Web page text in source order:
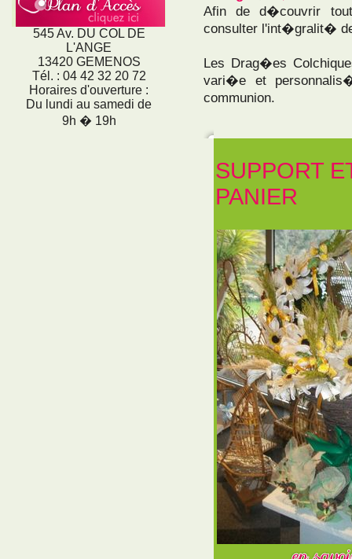
545 Av. DU COL DE
L'ANGE
13420 GEMENOS
Tél. : 04 42 32 20 72
Horaires d'ouverture :
Du lundi au samedi de
9h � 19h
Afin de d�couvrir
consulter l'int�gralit�
Les Drag�es
vari�e et
communion.
SUPPORT
PANIER